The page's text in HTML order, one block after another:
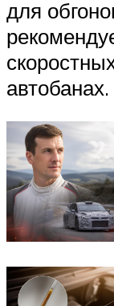
для
автобанах.